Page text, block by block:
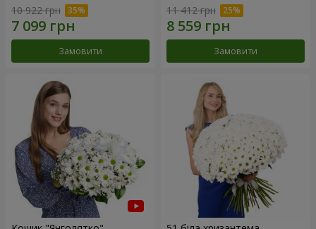
10 922 грн
Замовити
11 412 грн
Замовити